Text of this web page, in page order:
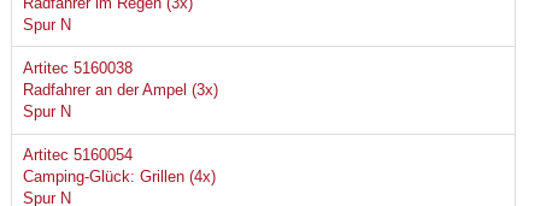
Spur N
Artitec 5160038
Radfahrer an der Ampel (3x)
Spur N
Artitec 5160054
Camping-Glück: Grillen (4x)
Spur N